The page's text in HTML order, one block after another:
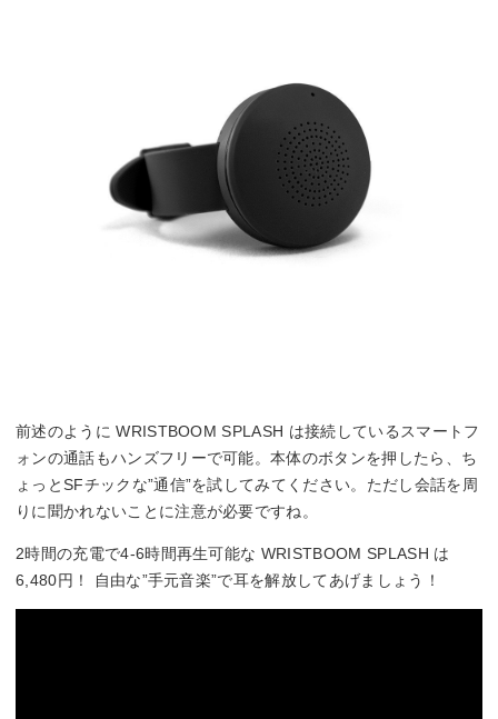
前述のように WRISTBOOM SPLASH は接続しているスマートフ
ォンの通話もハンズフリーで可能。本体のボタンを押したら、ち
ょっとSFチックな”通信”を試してみてください。ただし会話を周
りに聞かれないことに注意が必要ですね。
2時間の充電で4-6時間再生可能な WRISTBOOM SPLASH は
6,480円！ 自由な”手元音楽”で耳を解放してあげましょう！